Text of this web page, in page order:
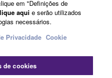
Política de Privacidade
em "Definições de
aqui e serão utilizados
necessários.
Privacidade Cookie
de cookies